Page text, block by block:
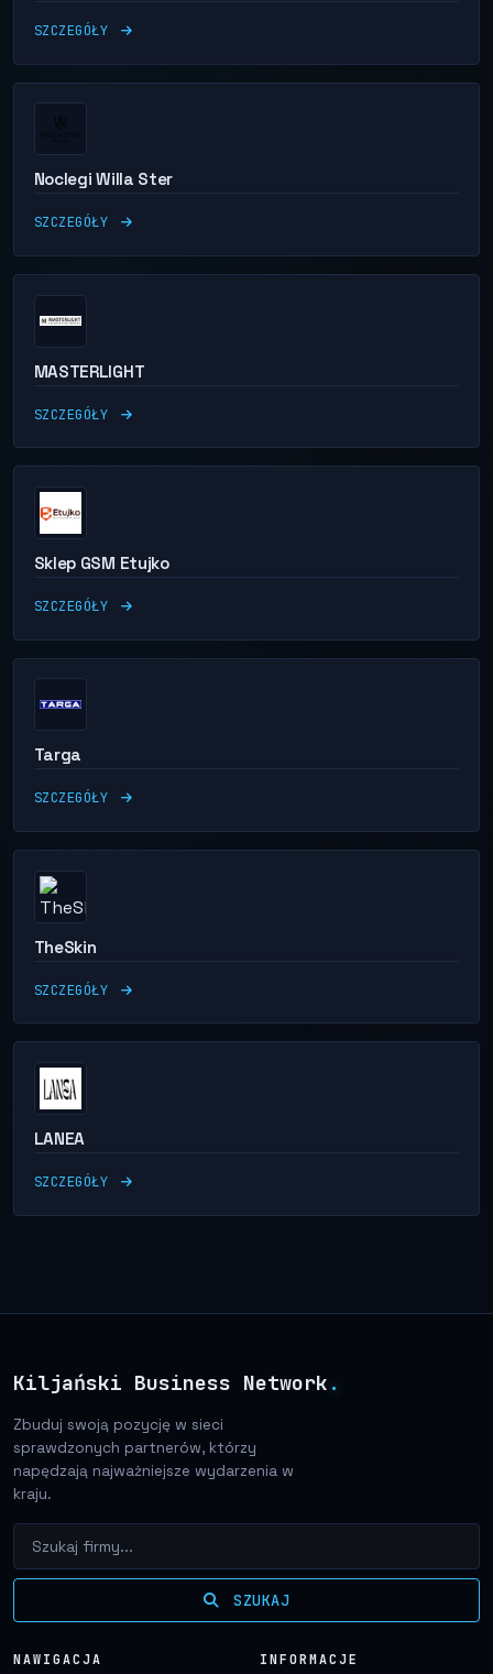
SZCZEGÓŁY
Noclegi Willa Ster
SZCZEGÓŁY
MASTERLIGHT
SZCZEGÓŁY
Sklep GSM Etujko
SZCZEGÓŁY
Targa
SZCZEGÓŁY
TheSkin
SZCZEGÓŁY
LANEA
SZCZEGÓŁY
Kiljański Business Network .
Zbuduj swoją pozycję w sieci
sprawdzonych partnerów, którzy
napędzają najważniejsze wydarzenia w
kraju.
SZUKAJ
NAWIGACJA INFORMACJE